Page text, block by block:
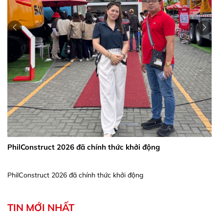
thức khởi động
thức khởi động
Gặp gỡ Breakbulk Europe
Gặp gỡ Breakbulk Europe
TIN MỚI NHẤT